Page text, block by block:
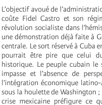
L’objectif avoué de
coûte Fidel Castro et son
révolution socialiste dans
une démonstration déjà faite à
centrale. Le sort réservé à Cuba
pourrait être pire que celui
historique. Le peuple cubain
impasse et l’absence de
l’intégration économique
sous la houlette de Washington ;
crise mexicaine préfigure ce